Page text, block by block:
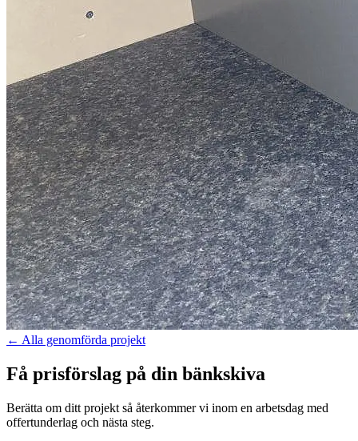
← Alla genomförda projekt
Få prisförslag på din bänkskiva
Berätta om ditt projekt så återkommer vi inom en arbetsdag med
offertunderlag och nästa steg.